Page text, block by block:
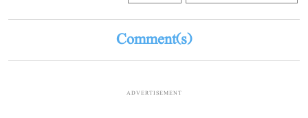
Comment(s)
ADVERTISEMENT